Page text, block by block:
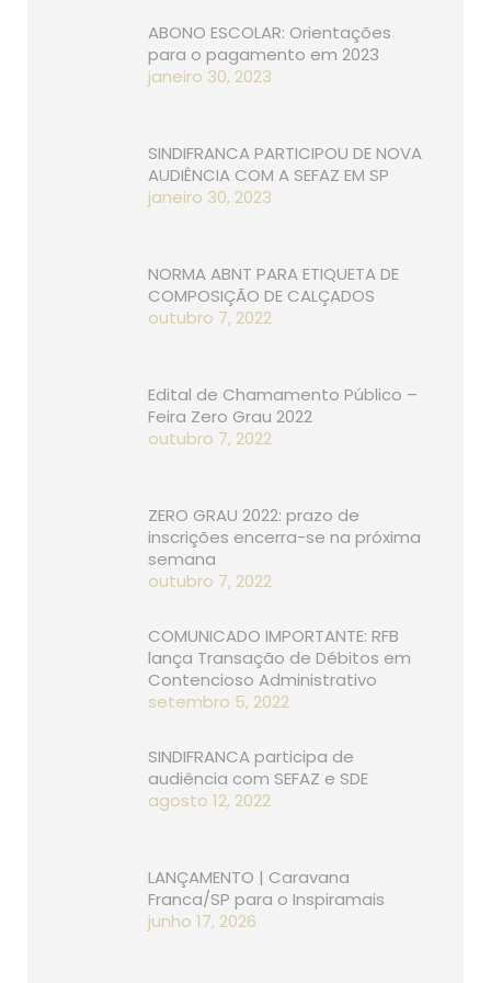
ABONO ESCOLAR: Orientações
para o pagamento em 2023
janeiro 30, 2023
SINDIFRANCA PARTICIPOU DE NOVA
AUDIÊNCIA COM A SEFAZ EM SP
janeiro 30, 2023
NORMA ABNT PARA ETIQUETA DE
COMPOSIÇÃO DE CALÇADOS
outubro 7, 2022
Edital de Chamamento Público –
Feira Zero Grau 2022
outubro 7, 2022
ZERO GRAU 2022: prazo de
inscrições encerra-se na próxima
semana
outubro 7, 2022
COMUNICADO IMPORTANTE: RFB
lança Transação de Débitos em
Contencioso Administrativo
setembro 5, 2022
SINDIFRANCA participa de
audiência com SEFAZ e SDE
agosto 12, 2022
LANÇAMENTO | Caravana
Franca/SP para o Inspiramais
junho 17, 2026